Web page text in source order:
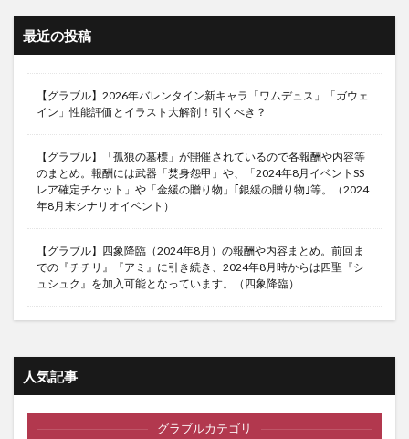
最近の投稿
【グラブル】2026年バレンタイン新キャラ「ワムデュス」「ガウェ
イン」性能評価とイラスト大解剖！引くべき？
【グラブル】「孤狼の墓標」が開催されているので各報酬や内容等
のまとめ。報酬には武器「焚身怨甲」や、「2024年8月イベントSS
レア確定チケット」や「金緩の贈り物」｢銀緩の贈り物｣等。（2024
年8月末シナリオイベント）
【グラブル】四象降臨（2024年8月）の報酬や内容まとめ。前回ま
での『チチリ』『アミ』に引き続き、2024年8月時からは四聖『シ
ュシュク』を加入可能となっています。（四象降臨）
人気記事
グラブルカテゴリ